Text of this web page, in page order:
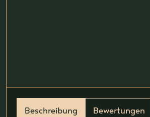
Beschreibung Bewertungen